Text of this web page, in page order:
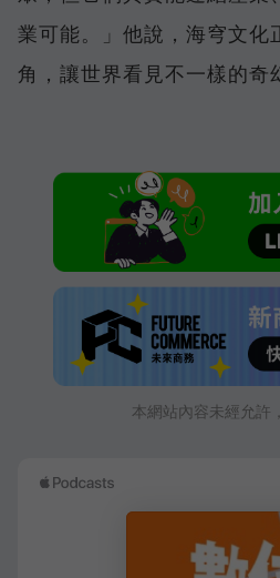
業可能。」他說，海穹文化
角，讓世界看見不一樣的奇
本網站內容未經允許